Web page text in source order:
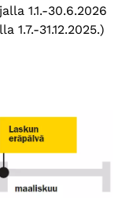
1.1.-30.6.2026
1.7.-31.12.2025.)